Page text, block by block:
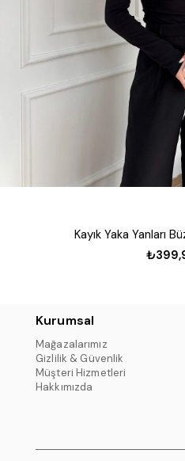
Kayık Yaka Yanları
Kurumsal
Mağazalarımız
Gizlilik & Güvenlik
Müşteri Hizmetleri
Hakkımızda